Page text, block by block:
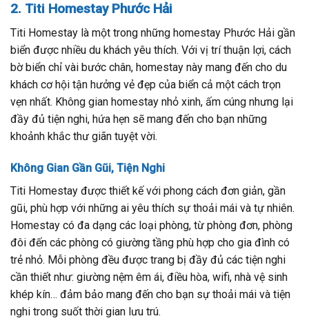
2. Titi Homestay Phước Hải
Titi Homestay là một trong những homestay Phước Hải gần
biển được nhiều du khách yêu thích. Với vị trí thuận lợi, cách
bờ biển chỉ vài bước chân, homestay này mang đến cho du
khách cơ hội tận hưởng vẻ đẹp của biển cả một cách trọn
vẹn nhất. Không gian homestay nhỏ xinh, ấm cúng nhưng lại
đầy đủ tiện nghi, hứa hẹn sẽ mang đến cho bạn những
khoảnh khắc thư giãn tuyệt vời.
Không Gian Gần Gũi, Tiện Nghi
Titi Homestay được thiết kế với phong cách đơn giản, gần
gũi, phù hợp với những ai yêu thích sự thoải mái và tự nhiên.
Homestay có đa dạng các loại phòng, từ phòng đơn, phòng
đôi đến các phòng có giường tầng phù hợp cho gia đình có
trẻ nhỏ. Mỗi phòng đều được trang bị đầy đủ các tiện nghi
cần thiết như: giường nệm êm ái, điều hòa, wifi, nhà vệ sinh
khép kín… đảm bảo mang đến cho bạn sự thoải mái và tiện
nghi trong suốt thời gian lưu trú.